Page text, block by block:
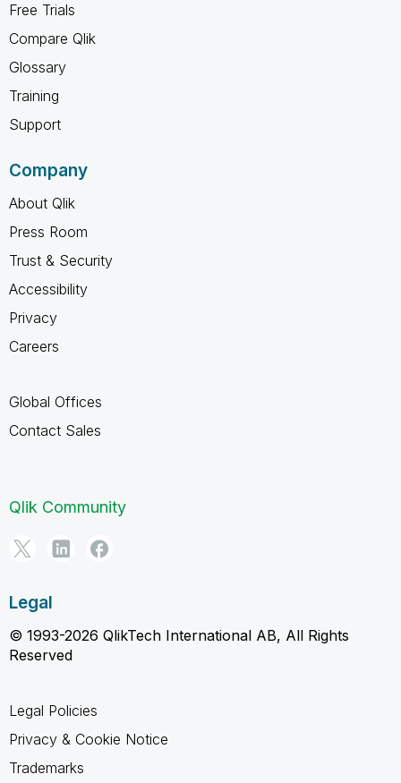
Free Trials
Compare Qlik
Glossary
Training
Support
Company
About Qlik
Press Room
Trust & Security
Accessibility
Privacy
Careers
Global Offices
Contact Sales
Qlik Community
Legal
© 1993-2026 QlikTech International AB, All Rights
Reserved
Legal Policies
Privacy & Cookie Notice
Trademarks